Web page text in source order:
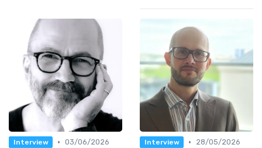
Interview • 03/06/2026
Interview •
28/05/2026